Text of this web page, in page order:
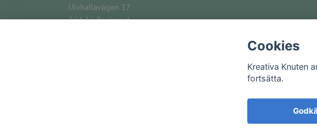
Ulvhallavägen 17
564 36 Bankeryd
Cookies
Kreativa Knuten
fortsätta.